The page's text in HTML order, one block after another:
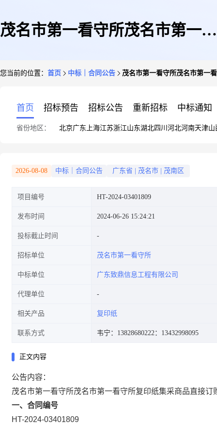
茂名市第一看守所茂名市第一看
您当前的位置： 首页 中标｜合同公告 茂名市第一看守所茂名市第一
首页 招标预告 招标公告 重新招标 中标通知
省份地区： 北京广东 上海江苏浙江山东湖北四川 河北河南天津山
2026-08-08 中标｜合同公告 广东省 茂名市 茂南区
项目编号 HT-2024-03401809
发布时间 2024-06-26 15:24:21
投标截止时间
招标单位 茂名市第一看守所
中标单位 广东致鼎信息工程有限公司
代理单位
相关产品 复印纸
联系方式 韦宁：13828680222：13432998095
正文内容
公告内容：
茂名市第一看守所茂名市第一看守所复印纸集采商品直接订
一、合同编号
HT-2024-03401809